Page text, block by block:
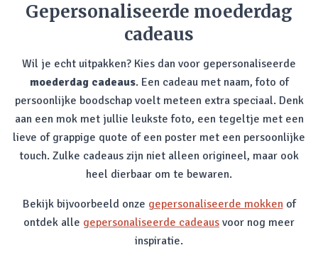
Gepersonaliseerde moederdag
cadeaus
Wil je echt uitpakken? Kies dan voor gepersonaliseerde
moederdag cadeaus. Een cadeau met naam, foto of
persoonlijke boodschap voelt meteen extra speciaal. Denk
aan een mok met jullie leukste foto, een tegeltje met een
lieve of grappige quote of een poster met een persoonlijke
touch. Zulke cadeaus zijn niet alleen origineel, maar ook
heel dierbaar om te bewaren.
Bekijk bijvoorbeeld onze gepersonaliseerde mokken of
ontdek alle gepersonaliseerde cadeaus voor nog meer
inspiratie.